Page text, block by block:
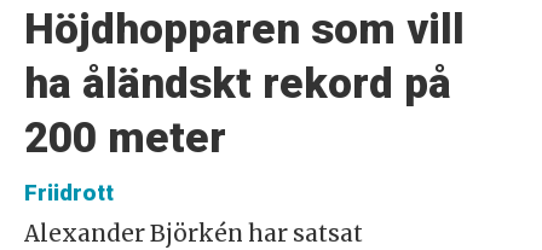
Höjdhopparen som vill
ha åländskt rekord på
200 meter
Friidrott
Alexander Björkén har satsat